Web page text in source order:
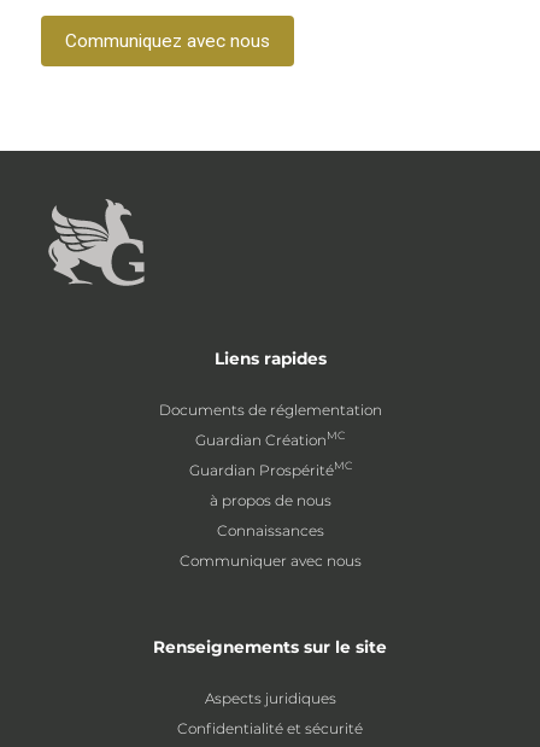
Communiquez avec nous
Liens rapides
Documents de réglementation
Guardian CréationMC
Guardian ProspéritéMC
à propos de nous
Connaissances
Communiquer avec nous
Renseignements sur le site
Aspects juridiques
Confidentialité et sécurité